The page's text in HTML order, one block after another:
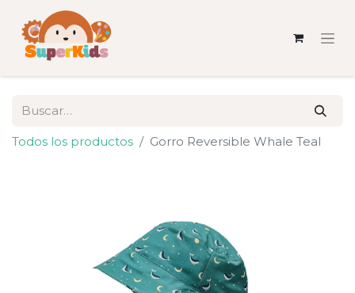
Todos los productos Gorro Reversible Whale Teal